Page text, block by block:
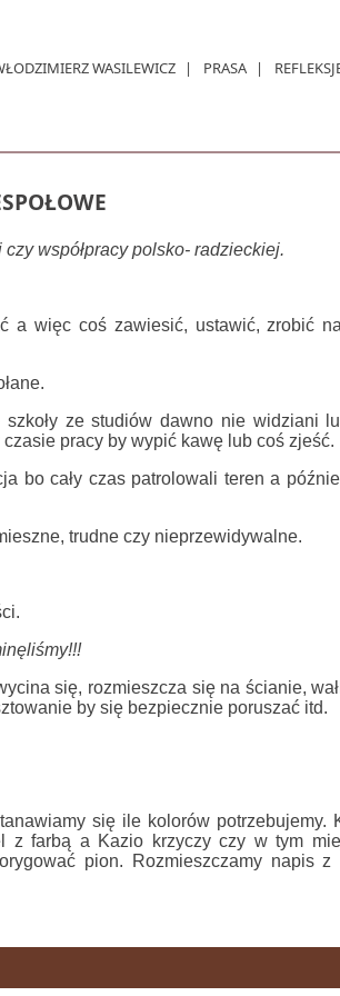
WASILEWICZ PRASA
czy współpracy polsko- radzieckiej.
a więc coś zawiesić, ustawić, zrobić
ze studiów dawno nie widziani
pracy by wypić kawę lub coś zjeść.
bo cały czas patrolowali teren a
trudne czy nieprzewidywalne.
się, rozmieszcza się na ścianie,
by się bezpiecznie poruszać itd.
się ile kolorów potrzebujemy.
z farbą a Kazio krzyczy czy w tym
pion. Rozmieszczamy napis z